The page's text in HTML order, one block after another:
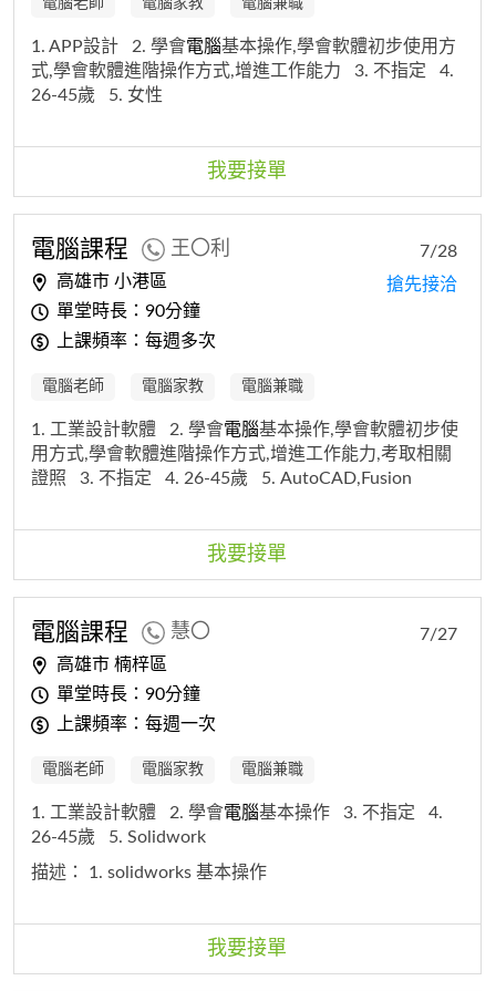
電腦老師 電腦家教 電腦兼職
1. APP設計 2. 學會電腦基本操作,學會軟體初步使用方
式,學會軟體進階操作方式,增進工作能力
3. 不指定
4.
26-45歲
5. 女性
我要接單
電腦課程 王〇利
高雄市 小港區
單堂時長：90分鐘
上課頻率：每週多次
7/28
搶先接洽
電腦老師 電腦家教 電腦兼職
1. 工業設計軟體 2. 學會電腦基本操作,學會軟體初步使
用方式,學會軟體進階操作方式,增進工作能力,考取相關
證照
3. 不指定 4. 26-45歲 5. AutoCAD,Fusion
我要接單
電腦課程 慧〇
高雄市 楠梓區
單堂時長：90分鐘
上課頻率：每週一次
7/27
電腦老師 電腦家教 電腦兼職
1. 工業設計軟體 2. 學會電腦基本操作 3. 不指定
4.
26-45歲
5. Solidwork
描述： 1. solidworks 基本操作
我要接單